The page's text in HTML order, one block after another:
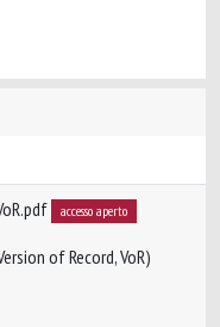
accesso aperto
of Record, VoR)